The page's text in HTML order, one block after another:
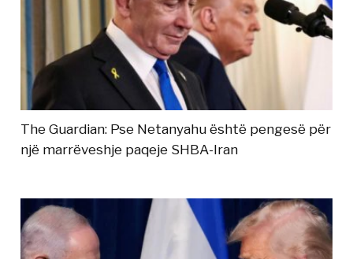
The Guardian: Pse Netanyahu është pengesë për
një marrëveshje paqeje SHBA-Iran